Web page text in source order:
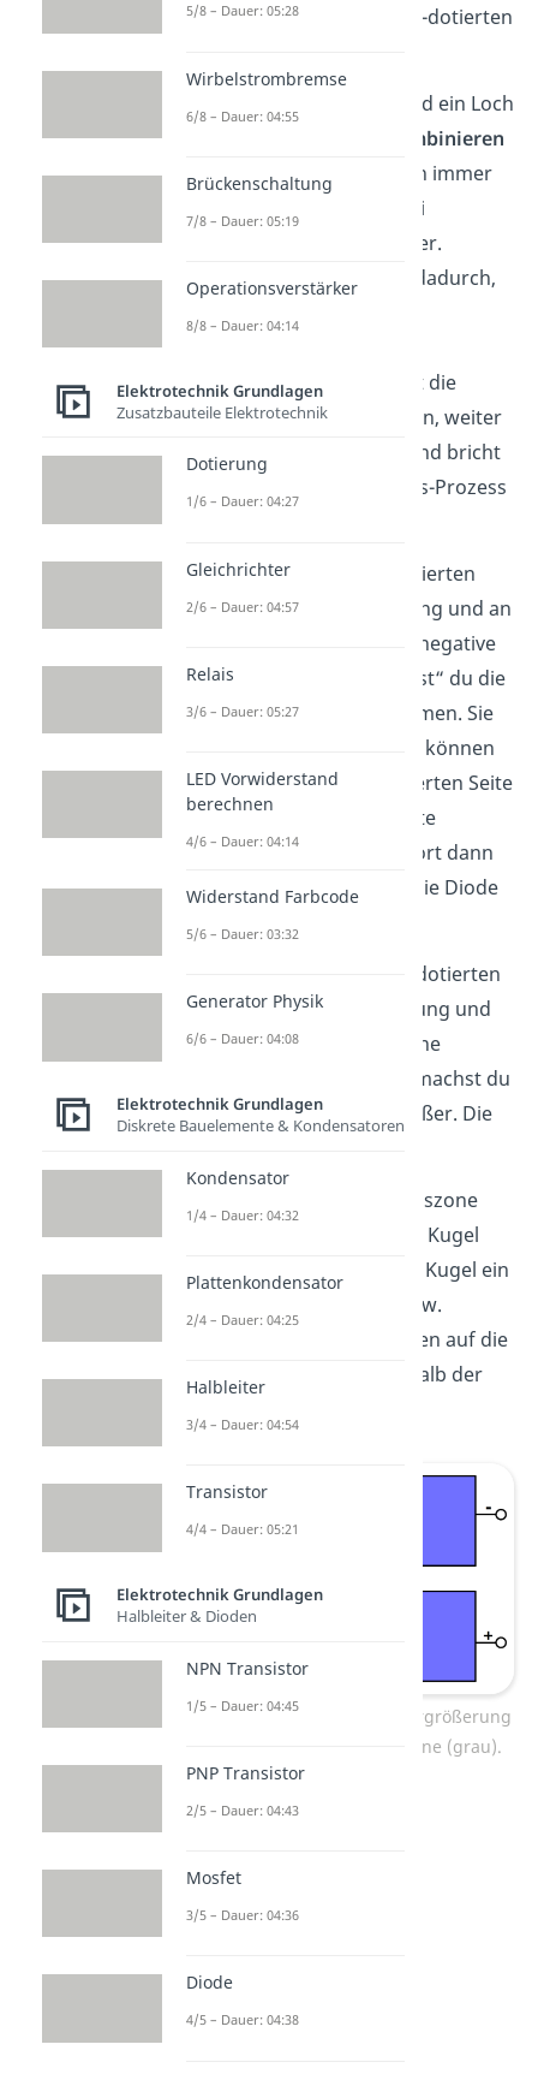
wandern Löcher von der p-dotierten
Wenn jetzt ein Elektron und ein Loch
rekombinieren
sie. Dadurch verschwinden immer
mehr der ursprünglich frei
beweglichen Ladungsträger.
Schrittweise beginnt sich dadurch,
Raumladungszone hindert die
freien Ladungsträger daran, weiter
hin- und herzuwandern, und bricht
daher den Rekombinations-Prozess
Wenn du nun an der p-dotierten
Seite eine positive Spannung und an
der n-dotierten Seite eine negative
Spannung anlegst, „drückst“ du die
Raumladungszone zusammen. Sie
wird also kleiner. Dadurch können
Elektronen von der n-dotierten Seite
wieder zur p-dotierten Seite
übergehen und werden dort dann
vom Pluspol angezogen. Die Diode
ist leitend.
Schließt du aber an der p-dotierten
Seite eine negative Spannung und
an der n-dotierten Seite eine
positive Spannung an, so machst du
die Raumladungszone größer. Die
Im Bild ist die Raumladungszone
grau dargestellt. Die blaue Kugel
stellt ein Elektron, die rote Kugel ein
Loch dar. Die negativen bzw.
positiven Vorzeichen deuten auf die
elektrische Ladung innerhalb der
Verkleinerung (oben) und Vergrößerung
(unten) der Raumladungszone (grau).
5/8 – Dauer: 05:28
Wirbelstrombremse
6/8 – Dauer: 04:55
Brückenschaltung
7/8 – Dauer: 05:19
Operationsverstärker
8/8 – Dauer: 04:14
Elektrotechnik Grundlagen
Zusatzbauteile Elektrotechnik
Dotierung
1/6 – Dauer: 04:27
Gleichrichter
2/6 – Dauer: 04:57
Relais
3/6 – Dauer: 05:27
LED Vorwiderstand
berechnen
4/6 – Dauer: 04:14
Widerstand Farbcode
5/6 – Dauer: 03:32
Generator Physik
6/6 – Dauer: 04:08
Elektrotechnik Grundlagen
Diskrete Bauelemente & Kondensatoren
Kondensator
1/4 – Dauer: 04:32
Plattenkondensator
2/4 – Dauer: 04:25
Halbleiter
3/4 – Dauer: 04:54
Transistor
4/4 – Dauer: 05:21
Elektrotechnik Grundlagen
Halbleiter & Dioden
NPN Transistor
1/5 – Dauer: 04:45
PNP Transistor
2/5 – Dauer: 04:43
Mosfet
3/5 – Dauer: 04:36
Diode
4/5 – Dauer: 04:38